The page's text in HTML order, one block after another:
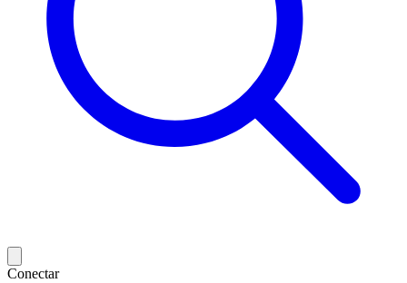
Conectar